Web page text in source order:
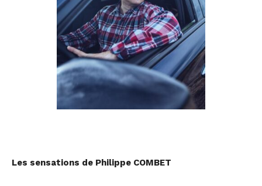
Les sensations de Philippe COMBET